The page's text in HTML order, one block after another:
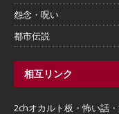
怨念・呪い
都市伝説
相互リンク
2chオカルト板・怖い話